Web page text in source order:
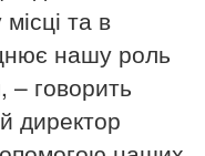
та в
нашу роль
– говорить
директор